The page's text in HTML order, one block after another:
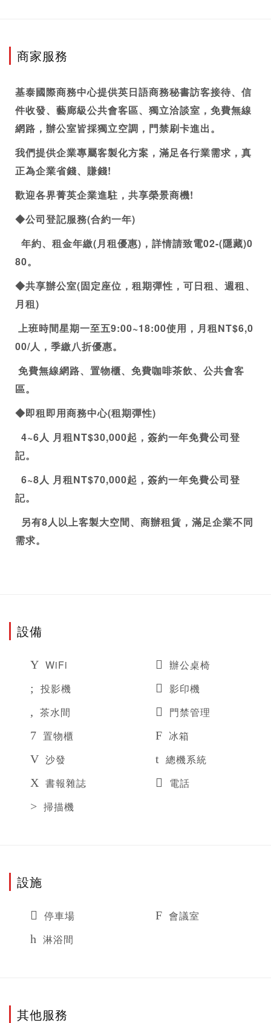
商家服務
基泰國際商務中心提供英日語商務秘書訪客接待、信
件收發、藝廊級公共會客區、獨立洽談室，免費無線
網路，辦公室皆採獨立空調，門禁刷卡進出。
我們提供企業專屬客製化方案，滿足各行業需求，真
正為企業省錢、賺錢!
歡迎各界菁英企業進駐，共享榮景商機!
◆公司登記服務(合約一年)
年約、租金年繳(月租優惠)，詳情請致電02-(隱藏)0
80。
◆共享辦公室(固定座位，租期彈性，可日租、週租、
月租)
上班時間星期一至五9:00~18:00使用，月租NT$6,0
00/人，季繳八折優惠。
免費無線網路、置物櫃、免費咖啡茶飲、公共會客
區。
◆即租即用商務中心(租期彈性)
4~6人 月租NT$30,000起，簽約一年免費公司登
記。
6~8人 月租NT$70,000起，簽約一年免費公司登
記。
另有8人以上客製大空間、商辦租賃，滿足企業不同
需求。
設備
WiFi
辦公桌椅
投影機
影印機
茶水間
門禁管理
置物櫃
冰箱
沙發
總機系統
書報雜誌
電話
掃描機
設施
停車場
會議室
淋浴間
其他服務